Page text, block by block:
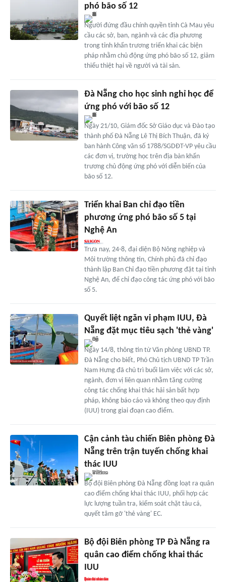
phó bão số 12
Người đứng đầu chính quyền tỉnh Cà Mau yêu
cầu các sở, ban, ngành và các địa phương
trong tỉnh khẩn trương triển khai các biện
pháp nhằm chủ động ứng phó bão số 12, giảm
thiểu thiệt hại về người và tài sản.
Đà Nẵng cho học sinh nghỉ học để
ứng phó với bão số 12
Ngày 21/10, Giám đốc Sở Giáo dục và Đào tạo
thành phố Đà Nẵng Lê Thị Bích Thuận, đã ký
ban hành Công văn số 1788/SGDĐT-VP yêu cầu
các đơn vị, trường học trên địa bàn khẩn
trương chủ động ứng phó với diễn biến của
bão số 12.
Triển khai Ban chỉ đạo tiền
phương ứng phó bão số 5 tại
Nghệ An
Trưa nay, 24-8, đại diện Bộ Nông nghiệp và
Môi trường thông tin, Chính phủ đã chỉ đạo
thành lập Ban Chỉ đạo tiền phương đặt tại tỉnh
Nghệ An, để chỉ đạo công tác ứng phó với bão
số 5.
Quyết liệt ngăn vi phạm IUU, Đà
Nẵng đặt mục tiêu sạch 'thẻ vàng'
Ngày 14/8, thông tin từ Văn phòng UBND TP.
Đà Nẵng cho biết, Phó Chủ tịch UBND TP Trần
Nam Hưng đã chủ trì buổi làm việc với các sở,
ngành, đơn vị liên quan nhằm tăng cường
công tác chống khai thác hải sản bất hợp
pháp, không báo cáo và không theo quy định
(IUU) trong giai đoạn cao điểm.
Cận cảnh tàu chiến Biên phòng Đà
Nẵng trên trận tuyến chống khai
thác IUU
Bộ đội Biên phòng Đà Nẵng đồng loạt ra quân
cao điểm chống khai thác IUU, phối hợp các
lực lượng tuần tra, kiểm soát chặt tàu cá,
quyết tâm gỡ 'thẻ vàng' EC.
Bộ đội Biên phòng TP Đà Nẵng ra
quân cao điểm chống khai thác
IUU